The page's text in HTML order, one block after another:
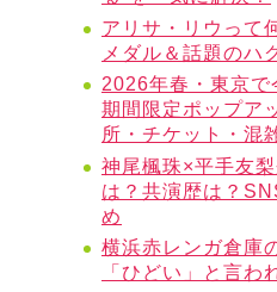
アリサ・リウって
メダル＆話題のハ
2026年春・東京で
期間限定ポップア
所・チケット・混
神尾楓珠×平手友
は？共演歴は？
め
横浜赤レンガ倉庫
「ひどい」と言わ